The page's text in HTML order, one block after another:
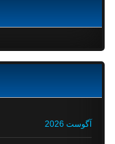
آگوست 2026